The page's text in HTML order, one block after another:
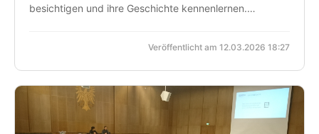
besichtigen und ihre Geschichte kennenlernen.
Veröffentlicht am 12.03.2026 18:27